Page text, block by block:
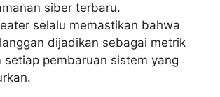
siber terbaru.
selalu memastikan bahwa
dijadikan sebagai metrik
setiap pembaruan sistem yang